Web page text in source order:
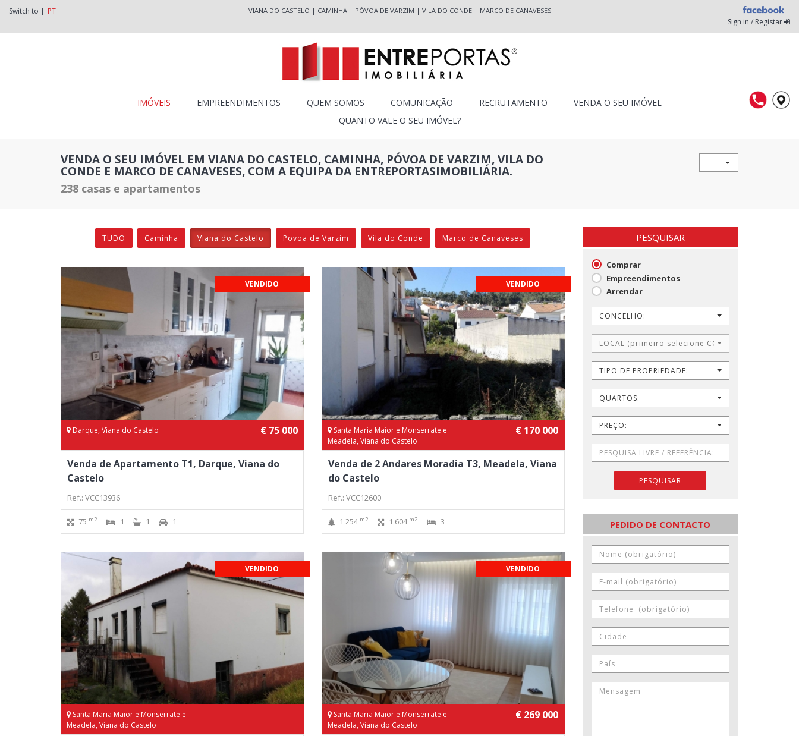
Switch to | PT VIANA DO CASTELO | CAMINHA| PÓVOA DE VARZIM | VILA DO CONDE| MARCO DE CANAVESES
Sign in / Registar
IMÓVEIS EMPREENDIMENTOS QUEM SOMOS COMUNICAÇÃO RECRUTAMENTO
VENDA O SEU IMÓVEL
QUANTO VALE O SEU IMÓVEL?
VENDA O SEU IMÓVEL EM VIANA DO CASTELO, CAMINHA, PÓVOA DE VARZIM, VILA DO
CONDE E MARCO DE CANAVESES, COM A EQUIPA DA ENTREPORTASIMOBILIÁRIA.
238 casas e apartamentos
---
TUDO Caminha Viana do Castelo Povoa de Varzim Vila do Conde Marco de Canaveses
VENDIDO
Darque, Viana do Castelo € 75 000
Venda de Apartamento T1, Darque, Viana do
Castelo
Ref.: VCC13936
75 m2 1 1 1
VENDIDO
Santa Maria Maior e Monserrate e
Meadela, Viana do Castelo
€ 170 000
Venda de 2 Andares Moradia T3, Meadela, Viana
do Castelo
Ref.: VCC12600
1 254 m2 1 604 m2 3
VENDIDO
Santa Maria Maior e Monserrate e
Meadela, Viana do Castelo
VENDIDO
Santa Maria Maior e Monserrate e
Meadela, Viana do Castelo
€ 269 000
PESQUISAR
Comprar
Empreendimentos
Arrendar
CONCELHO:
LOCAL (primeiro selecione CONCELHO)
TIPO DE PROPRIEDADE:
QUARTOS:
PREÇO:
PESQUISAR
PEDIDO DE CONTACTO